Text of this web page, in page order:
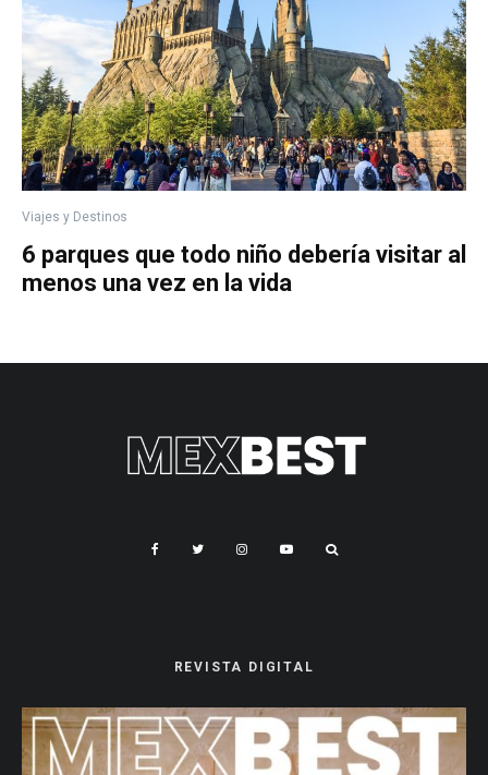
Viajes y Destinos
6 parques que todo niño debería visitar al
menos una vez en la vida
REVISTA DIGITAL